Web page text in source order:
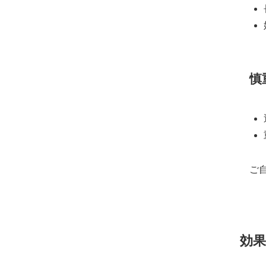
慎
ご
効